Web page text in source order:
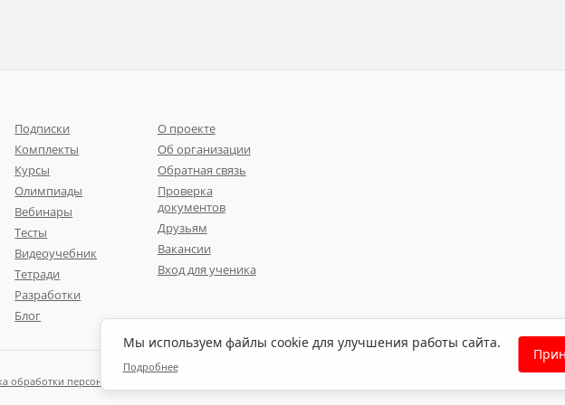
Подписки
Комплекты
Курсы
Олимпиады
Вебинары
Тесты
Видеоучебник
Тетради
Разработки
Блог
О проекте
Об организации
Обратная связь
Проверка
документов
Друзьям
Вакансии
Вход для ученика
обработки персональных данных
Мы используем файлы cookie для улучшения работы сайта.
Подробнее